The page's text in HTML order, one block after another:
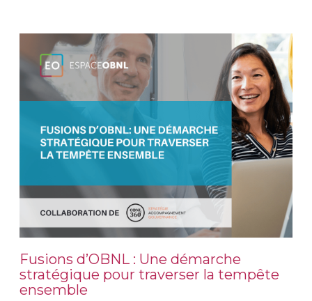
Fusions d’OBNL : Une démarche
stratégique pour traverser la tempête
ensemble